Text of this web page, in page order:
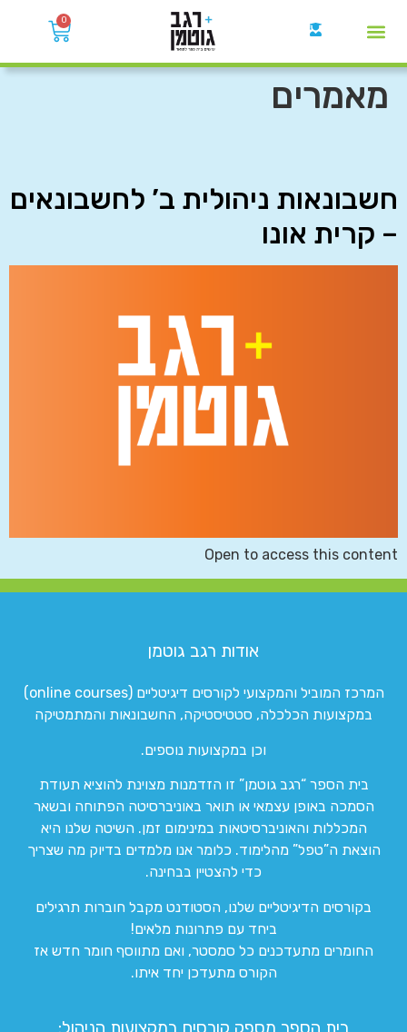
0
מאמרים
חשבונאות ניהולית ב’ לחשבונאים
– קרית אונו
Open to access this content
אודות רגב גוטמן
המרכז המוביל והמקצועי לקורסים דיגיטליים (online courses)
במקצועות הכלכלה, סטטיסטיקה, החשבונאות והמתמטיקה
וכן במקצועות נוספים.
בית הספר “רגב גוטמן” זו הזדמנות מצוינת להוציא תעודת
הסמכה באופן עצמאי או תואר באוניברסיטה הפתוחה ובשאר
המכללות והאוניברסיטאות במינימום זמן. השיטה שלנו היא
הוצאת ה”טפל” מהלימוד. כלומר אנו מלמדים בדיוק מה שצריך
כדי להצטיין בבחינה.
בקורסים הדיגיטליים שלנו, הסטודנט מקבל חוברות תרגילים
ביחד עם פתרונות מלאים!
החומרים מתעדכנים כל סמסטר, ואם מתווסף חומר חדש אז
הקורס מתעדכן יחד איתו.